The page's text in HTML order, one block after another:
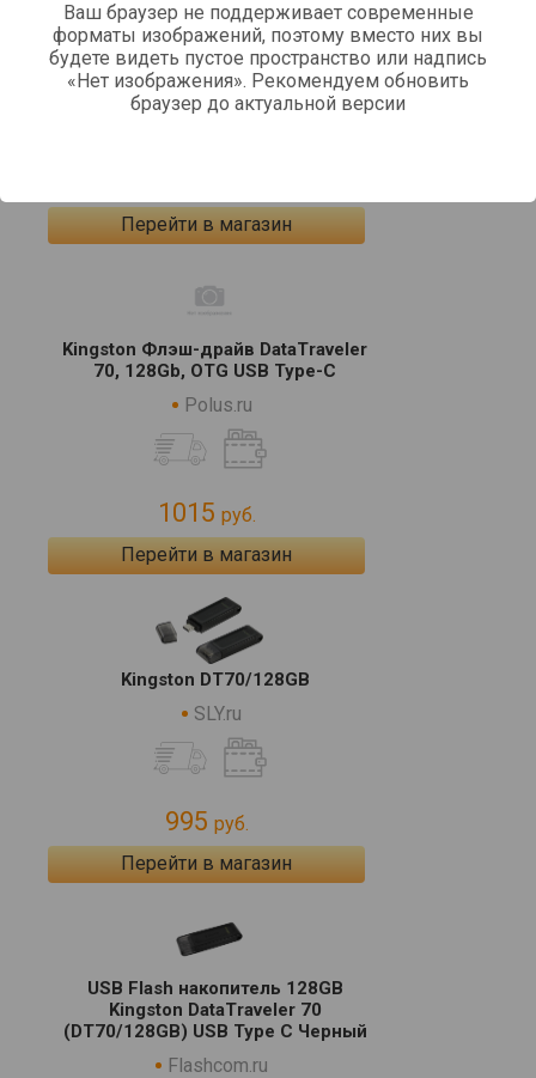
Ваш браузер не поддерживает современные
форматы изображений, поэтому вместо них вы
будете видеть пустое пространство или надпись
«Нет изображения». Рекомендуем обновить
браузер до актуальной версии
Флешка Kingston 128Gb DataTraveler
70 (DT70/128GB) USB 3.2
kotofoto.ru
Перейти в магазин
Kingston Флэш-драйв DataTraveler
70, 128Gb, OTG USB Type-C
Polus.ru
1015 руб.
Перейти в магазин
Kingston DT70/128GB
SLY.ru
995 руб.
Перейти в магазин
USB Flash накопитель 128GB
Kingston DataTraveler 70
(DT70/128GB) USB Type C Черный
Flashcom.ru